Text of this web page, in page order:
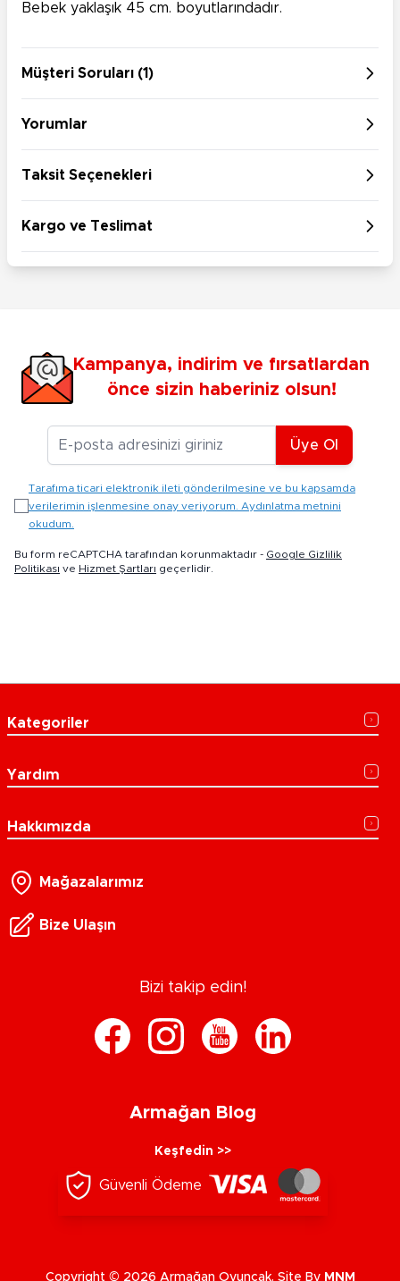
Bebek yaklaşık 45 cm. boyutlarındadır.
Müşteri Soruları (1)
Yorumlar
Taksit Seçenekleri
Kargo ve Teslimat
Kampanya, indirim ve fırsatlardan
önce sizin haberiniz olsun!
E-posta Adresiniz
Üye Ol
Tarafıma ticari elektronik ileti gönderilmesine ve bu kapsamda
verilerimin işlenmesine onay veriyorum. Aydınlatma metnini
okudum.
Bu form reCAPTCHA tarafından korunmaktadır - Google Gizlilik
Politikası ve Hizmet Şartları geçerlidir.
Kategoriler
Yardım
Hakkımızda
Mağazalarımız
Bize Ulaşın
Bizi takip edin!
Armağan Blog
Keşfedin >>
Güvenli Ödeme
Copyright © 2026 Armağan Oyuncak. Site By MNM